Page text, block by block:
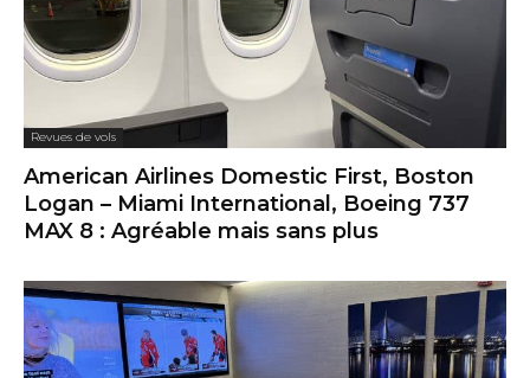
Revues de vols
American Airlines Domestic First, Boston
Logan – Miami International, Boeing 737
MAX 8 : Agréable mais sans plus